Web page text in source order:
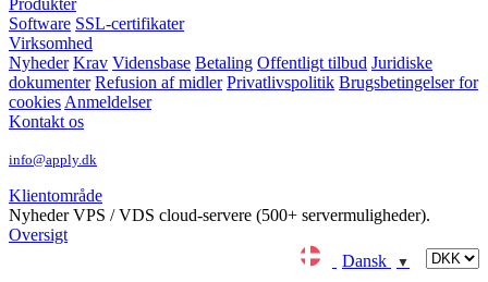
Produkter
Software SSL-certifikater
Virksomhed
Nyheder Krav Vidensbase Betaling Offentligt tilbud Juridiske
dokumenter Refusion af midler Privatlivspolitik Brugsbetingelser for
cookies Anmeldelser
Kontakt os
info@apply.dk
Klientområde
Nyheder VPS / VDS cloud-servere (500+ servermuligheder).
Oversigt
Dansk
▼